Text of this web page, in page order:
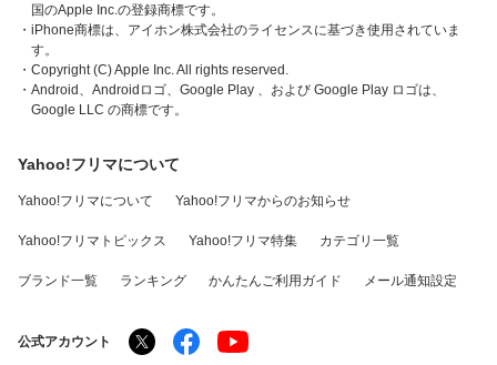
国のApple Inc.の登録商標です。
・iPhone商標は、アイホン株式会社のライセンスに基づき使用されていま
す。
・Copyright (C) Apple Inc. All rights reserved.
・Android、Androidロゴ、Google Play 、および Google Play ロゴは、
Google LLC の商標です。
Yahoo!フリマについて
Yahoo!フリマについて Yahoo!フリマからのお知らせ
Yahoo!フリマトピックス Yahoo!フリマ特集 カテゴリ一覧
ブランド一覧 ランキング かんたんご利用ガイド メール通知設定
公式アカウント